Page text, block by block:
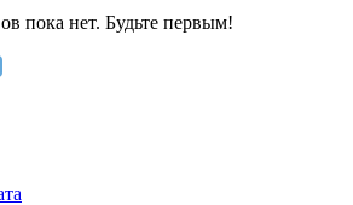
пока нет. Будьте первым!